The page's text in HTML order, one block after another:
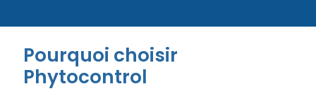
Pourquoi choisir
Phytocontrol